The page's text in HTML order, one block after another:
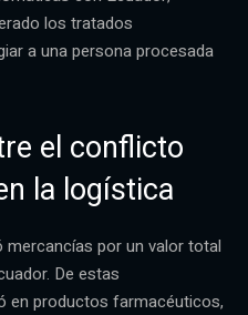
los tratados
a una persona procesada
el conflicto
la logística
mercancías por un valor total
De estas
en productos farmacéuticos,